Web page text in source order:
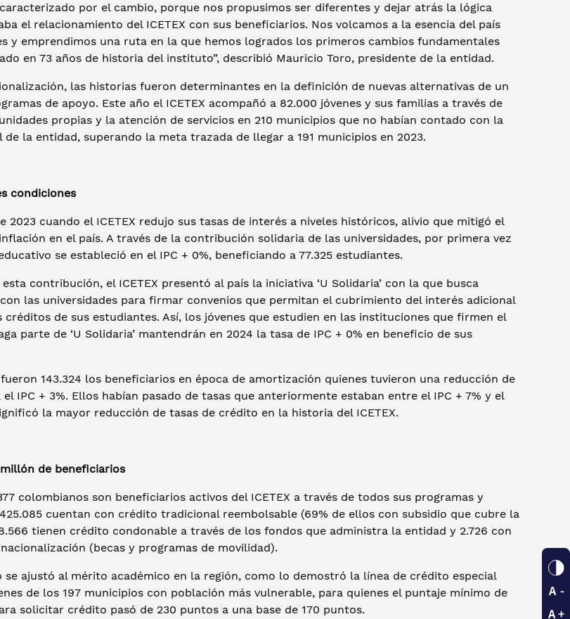
caracterizado por el cambio, porque nos propusimos ser diferentes y dejar atrás la lógica
el relacionamiento del ICETEX con sus beneficiarios. Nos volcamos a la esencia del país
y emprendimos una ruta en la que hemos logrados los primeros cambios fundamentales
en 73 años de historia del instituto”, describió Mauricio Toro, presidente de la entidad.
las historias fueron determinantes en la definición de nuevas alternativas de un
de apoyo. Este año el ICETEX acompañó a 82.000 jóvenes y sus familias a través de
propias y la atención de servicios en 210 municipios que no habían contado con la
de la entidad, superando la meta trazada de llegar a 191 municipios en 2023.
condiciones
2023 cuando el ICETEX redujo sus tasas de interés a niveles históricos, alivio que mitigó el
en el país. A través de la contribución solidaria de las universidades, por primera vez
se estableció en el IPC + 0%, beneficiando a 77.325 estudiantes.
contribución, el ICETEX presentó al país la iniciativa ‘U Solidaria’ con la que busca
las universidades para firmar convenios que permitan el cubrimiento del interés adicional
créditos de sus estudiantes. Así, los jóvenes que estudien en las instituciones que firmen el
parte de ‘U Solidaria’ mantendrán en 2024 la tasa de IPC + 0% en beneficio de sus
143.324 los beneficiarios en época de amortización quienes tuvieron una reducción de
IPC + 3%. Ellos habían pasado de tasas que anteriormente estaban entre el IPC + 7% y el
la mayor reducción de tasas de crédito en la historia del ICETEX.
de beneficiarios
colombianos son beneficiarios activos del ICETEX a través de todos sus programas y
cuentan con crédito tradicional reembolsable (69% de ellos con subsidio que cubre la
tienen crédito condonable a través de los fondos que administra la entidad y 2.726 con
(becas y programas de movilidad).
se ajustó al mérito académico en la región, como lo demostró la línea de crédito especial
de los 197 municipios con población más vulnerable, para quienes el puntaje mínimo de
solicitar crédito pasó de 230 puntos a una base de 170 puntos.